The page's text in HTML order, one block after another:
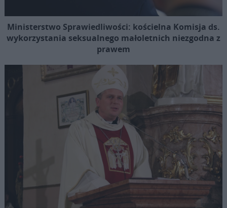
Ministerstwo Sprawiedliwości: kościelna Komisja ds.
wykorzystania seksualnego małoletnich niezgodna z
prawem